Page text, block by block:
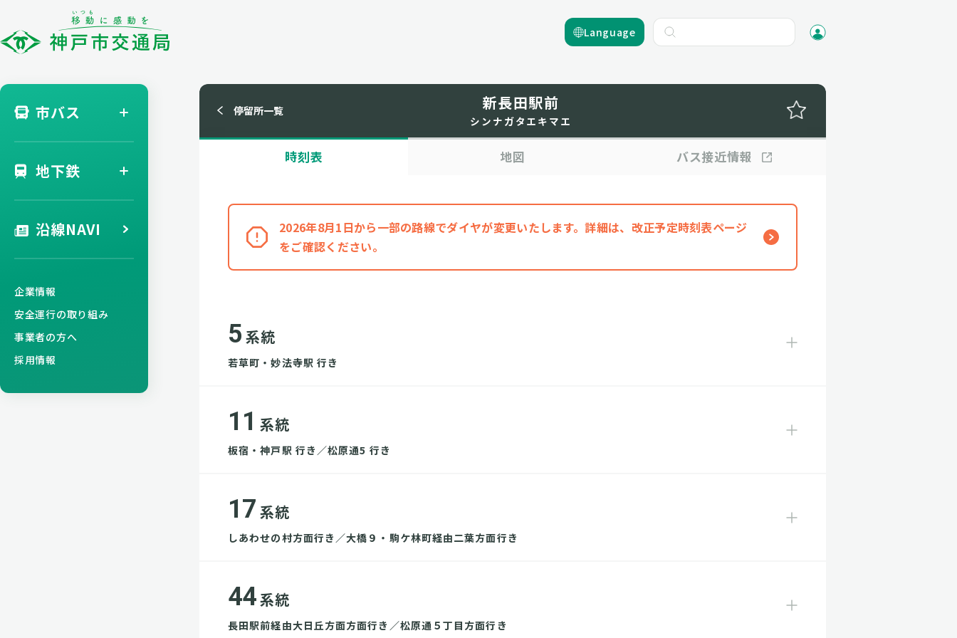
Language
市バス
地下鉄
沿線NAVI
企業情報
安全運行の取り組み
事業者の方へ
採用情報
停留所一覧 新長田駅前
シンナガタエキマエ
時刻表 地図 バス接近情報
2026年8月1日から一部の路線でダイヤが変更いたします。詳細は、改正予定時刻表ページ
をご確認ください。
5 系統
若草町・妙法寺駅 行き
11 系統
板宿・神戸駅 行き／松原通5 行き
17 系統
しあわせの村方面行き／大橋９・駒ケ林町経由二葉方面行き
44系統
長田駅前経由大日丘方面方面行き／松原通５丁目方面行き